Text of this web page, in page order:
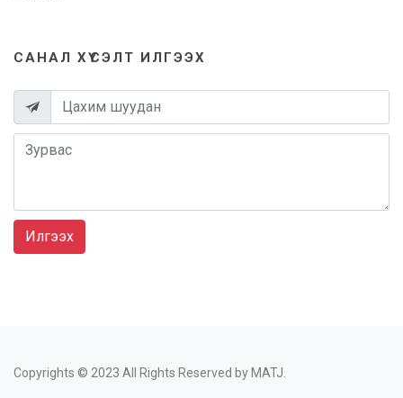
САНАЛ ХҮСЭЛТ ИЛГЭЭХ
Илгээх
Copyrights © 2023 All Rights Reserved by MATJ.